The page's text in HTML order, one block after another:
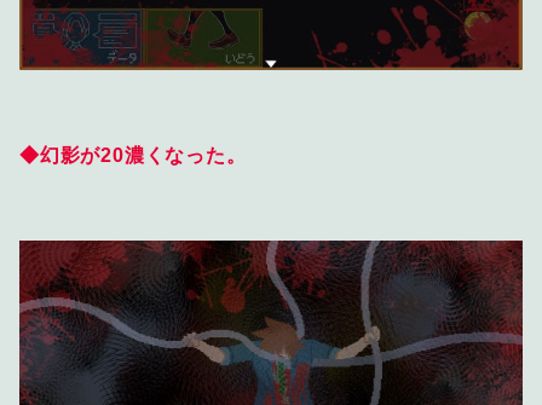
◆幻影が20濃くなった。